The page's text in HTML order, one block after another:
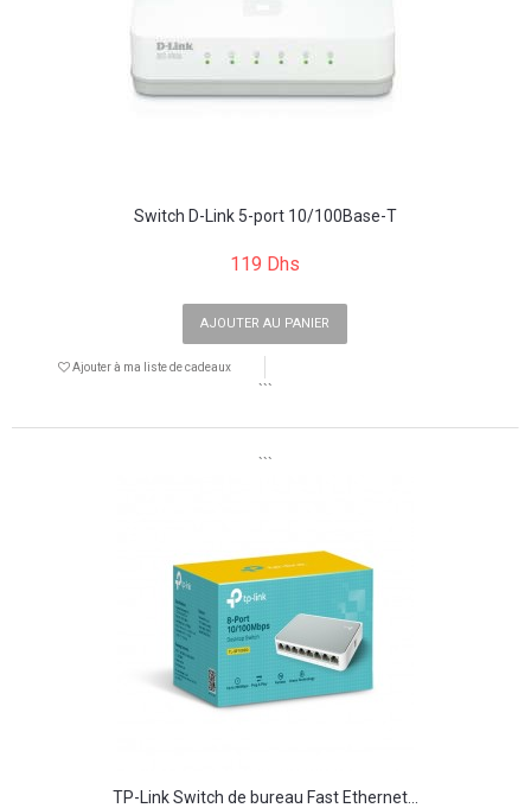
Switch D-Link 5-port 10/100Base-T
119 Dhs
AJOUTER AU PANIER
Ajouter à ma liste de cadeaux
```
```
TP-Link Switch de bureau Fast Ethernet...